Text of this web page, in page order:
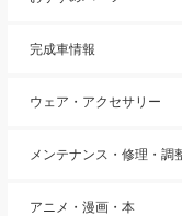
完成車情報
ウェア・アクセサリー
メンテナンス・修理・調
アニメ・漫画・本